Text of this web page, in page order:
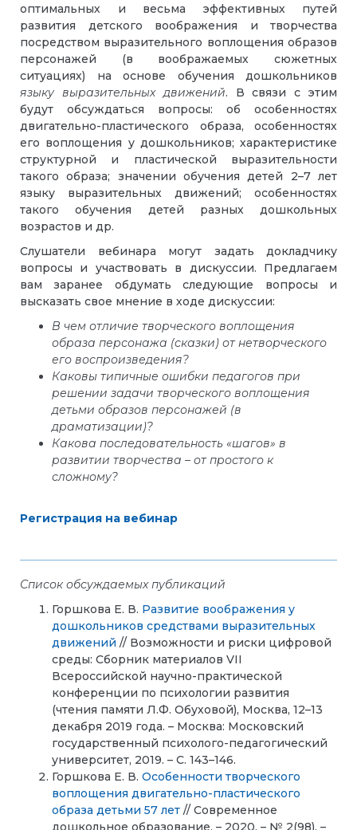
оптимальных и весьма эффективных путей
развития детского воображения и творчества
посредством выразительного воплощения образов
персонажей (в воображаемых сюжетных
ситуациях) на основе обучения дошкольников
языку выразительных движений. В связи с этим
будут обсуждаться вопросы: об особенностях
двигательно-пластического образа, особенностях
его воплощения у дошкольников; характеристике
структурной и пластической выразительности
такого образа; значении обучения детей 2–7 лет
языку выразительных движений; особенностях
такого обучения детей разных дошкольных
возрастов и др.
Слушатели вебинара могут задать докладчику
вопросы и участвовать в дискуссии. Предлагаем
вам заранее обдумать следующие вопросы и
высказать свое мнение в ходе дискуссии:
В чем отличие творческого воплощения
образа персонажа (сказки) от нетворческого
его воспроизведения?
Каковы типичные ошибки педагогов при
решении задачи творческого воплощения
детьми образов персонажей (в
драматизации)?
Какова последовательность «шагов» в
развитии творчества – от простого к
сложному?
Регистрация на вебинар
Список обсуждаемых публикаций
Горшкова Е. В. Развитие воображения у
дошкольников средствами выразительных
движений // Возможности и риски цифровой
среды: Сборник материалов VII
Всероссийской научно-практической
конференции по психологии развития
(чтения памяти Л.Ф. Обуховой), Москва, 12–13
декабря 2019 года. – Москва: Московский
государственный психолого-педагогический
университет, 2019. – С. 143–146.
Горшкова Е. В. Особенности творческого
воплощения двигательно-пластического
образа детьми 57 лет // Современное
дошкольное образование. – 2020. – № 2(98). –